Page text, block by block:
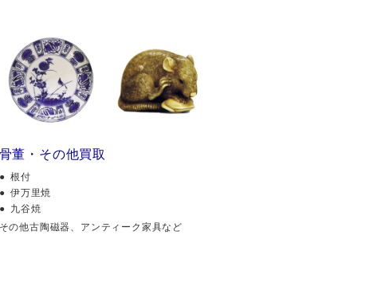
骨董・その他買取
根付
伊万里焼
九谷焼
その他古陶磁器、アンティーク家具など